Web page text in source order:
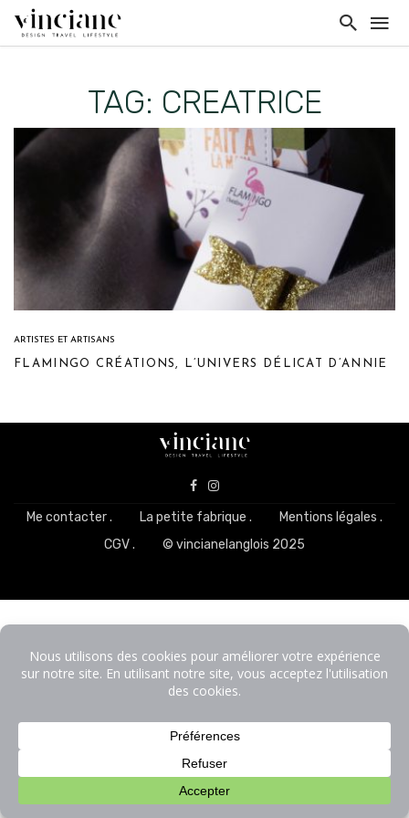
TAG: CREATRICE
ARTISTES ET ARTISANS
FLAMINGO CRÉATIONS, L’UNIVERS DÉLICAT D’ANNIE
Me contacter . La petite fabrique .
Mentions légales .
CGV .
© vincianelanglois 2025